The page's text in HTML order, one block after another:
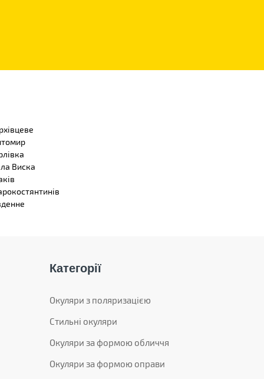
Виска
Категорії
Окуляри з поляризацією
Стильні окуляри
Окуляри за формою обличчя
Окуляри за формою оправи